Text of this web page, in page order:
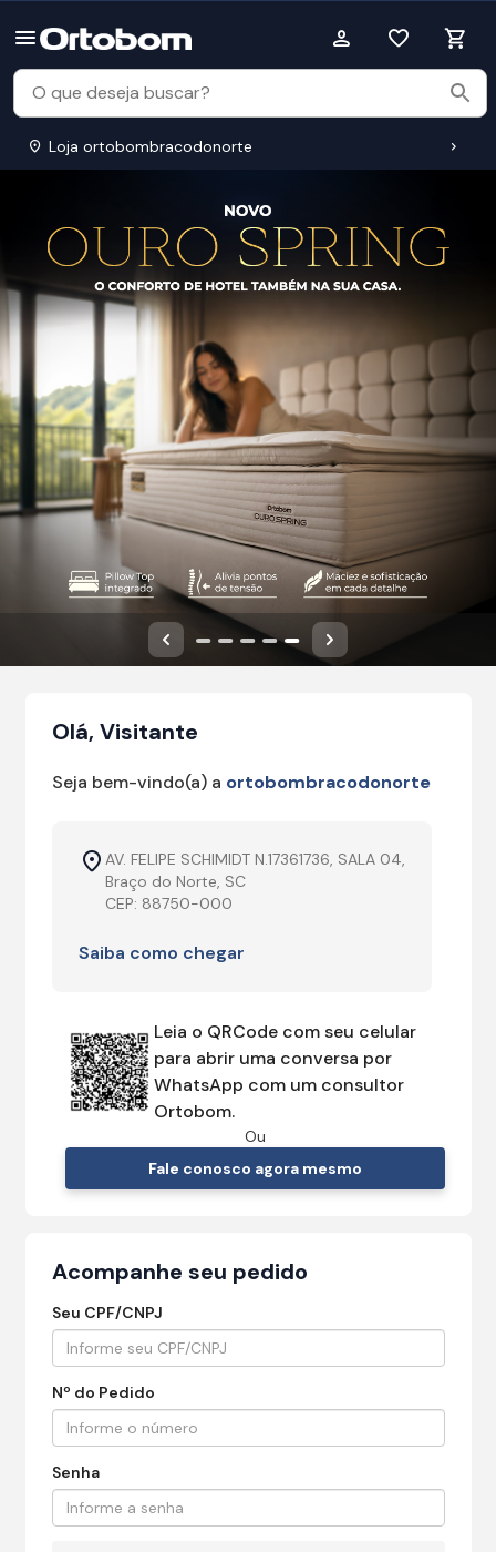
Loja ortobombracodonorte
Anterior Próximo
Olá, Visitante
Seja bem-vindo(a) a ortobombracodonorte
AV. FELIPE SCHIMIDT N.17361736, SALA 04,
Braço do Norte, SC
CEP: 88750-000
Saiba como chegar
Leia o QRCode com seu celular
para abrir uma conversa por
WhatsApp com um consultor
Ortobom.
Ou
Fale conosco agora mesmo
Acompanhe seu pedido
Seu CPF/CNPJ
Nº do Pedido
Senha